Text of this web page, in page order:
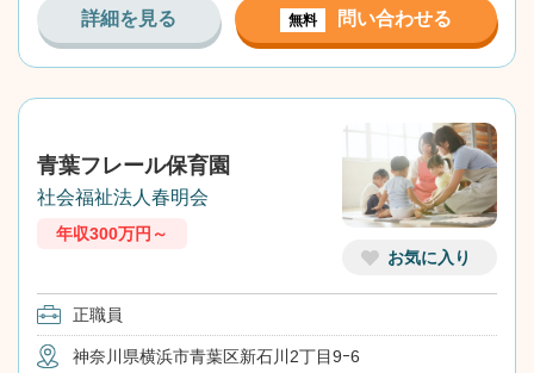
詳細を見る 無料 問い合わせる
お気に入り
青葉フレール保育園
社会福祉法人春明会
年収300万円～
正職員
神奈川県横浜市青葉区新石川2丁目9ｰ6